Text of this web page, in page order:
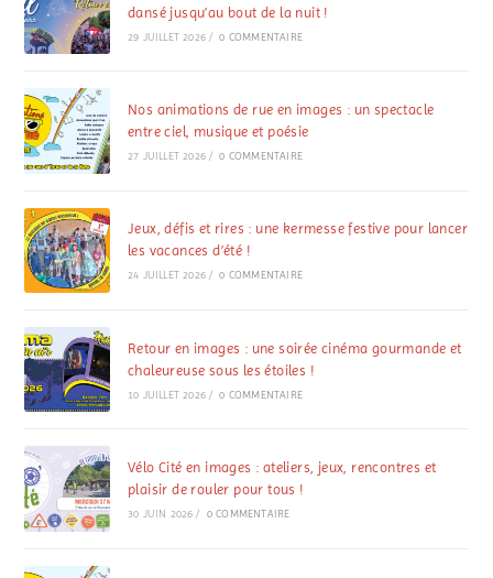
dansé jusqu’au bout de la nuit !
29 JUILLET 2026 / 0 COMMENTAIRE
Nos animations de rue en images : un spectacle
entre ciel, musique et poésie
27 JUILLET 2026 / 0 COMMENTAIRE
Jeux, défis et rires : une kermesse festive pour lancer
les vacances d’été !
24 JUILLET 2026 / 0 COMMENTAIRE
Retour en images : une soirée cinéma gourmande et
chaleureuse sous les étoiles !
10 JUILLET 2026 / 0 COMMENTAIRE
Vélo Cité en images : ateliers, jeux, rencontres et
plaisir de rouler pour tous !
30 JUIN 2026 / 0 COMMENTAIRE